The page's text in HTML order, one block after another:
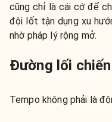
cũng chỉ là cái cớ để
đội lốt tận dụng xu
nhờ pháp lý rộng mở.
Đường lối
Tempo không phải là